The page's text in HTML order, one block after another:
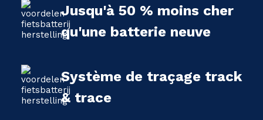
Jusqu'à 50 % moins cher
qu'une batterie neuve
Système de traçage track
& trace